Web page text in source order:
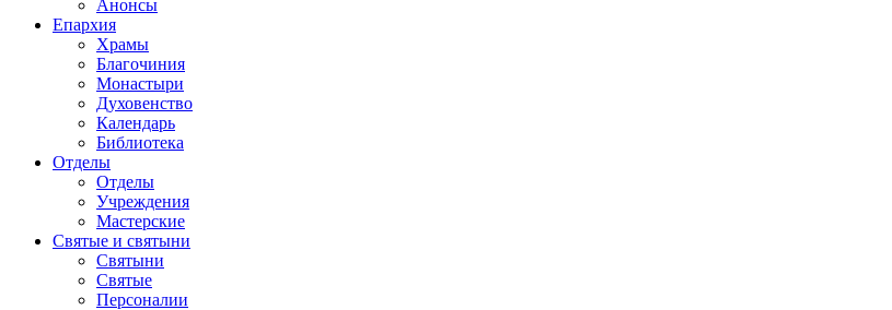
Анонсы
Епархия
Храмы
Благочиния
Монастыри
Духовенство
Календарь
Библиотека
Отделы
Отделы
Учреждения
Мастерские
Святые и святыни
Cвятыни
Cвятые
Персоналии